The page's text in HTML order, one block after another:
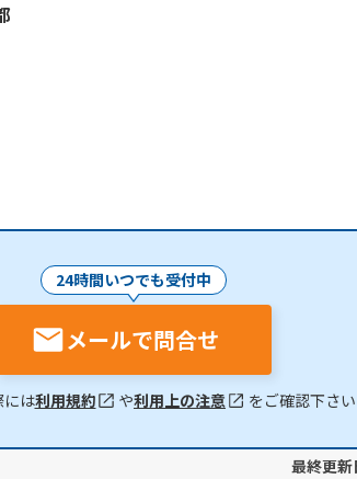
24時間いつでも受付中
メールで問合せ
は利用規約 や利用上の注意 をご確認下さい
最終更